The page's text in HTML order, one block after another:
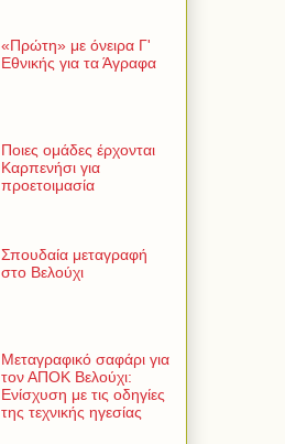
«Πρώτη» με όνειρα Γ'
Εθνικής για τα Άγραφα
Ποιες ομάδες έρχονται
Καρπενήσι για
προετοιμασία
Σπουδαία μεταγραφή
στο Βελούχι
Μεταγραφικό σαφάρι για
τον ΑΠΟΚ Βελούχι:
Ενίσχυση με τις οδηγίες
της τεχνικής ηγεσίας